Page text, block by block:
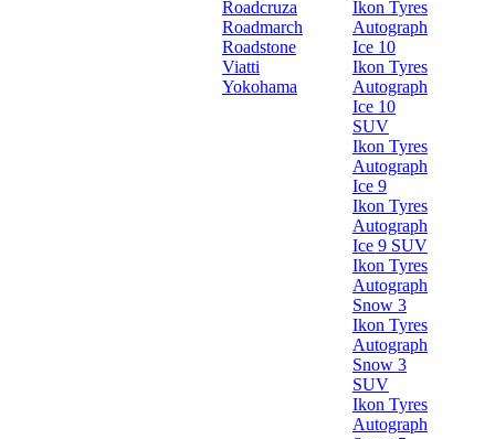
Roadcruza
Roadmarch
Roadstone
Viatti
Yokohama
Ikon Tyres
Autograph
Ice 10
Ikon Tyres
Autograph
Ice 10
SUV
Ikon Tyres
Autograph
Ice 9
Ikon Tyres
Autograph
Ice 9 SUV
Ikon Tyres
Autograph
Snow 3
Ikon Tyres
Autograph
Snow 3
SUV
Ikon Tyres
Autograph